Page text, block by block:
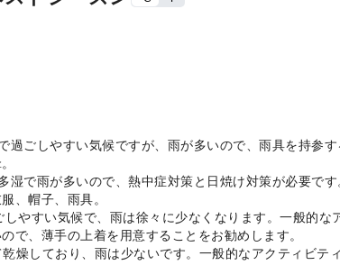
ごしやすい気候ですが、雨が多いので、雨具を持参
湿で雨が多いので、熱中症対策と日焼け対策が必要で
、帽子、雨具。
やすい気候で、雨は徐々に少なくなります。一般的
で、薄手の上着を用意することをお勧めします。
燥しており、雨は少ないです。一般的なアクティビテ